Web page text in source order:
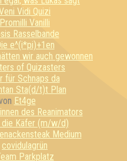
Vidi Quizi
Promilli Vanilli
Rasselbande
e^(i*pi)+1en
wir auch gewonnen
of Quizasters
für Schnaps da
Sta(d/t)t Plan
Et4ge
des Reanimators
die Käfer (m/w/d)
Medium
covidulagrün
Parkplatz